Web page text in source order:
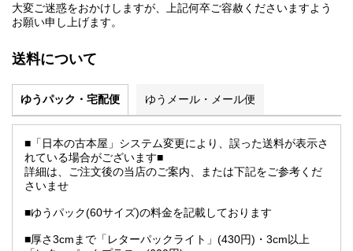
大変ご迷惑をおかけしますが、上記何卒ご容赦くださいますよう
お願い申し上げます。
送料について
ゆうパック・宅配便 ゆうメール・メール便
■「日本の古本屋」システム変更により、誤った送料が表示さ
れている場合がございます■
詳細は、ご注文後の当店のご案内、または下記をご参考くだ
さいませ
■ゆうパック(60サイズ)の料金を記載しております
■厚さ3cmまで「レターパックライト」(430円)・3cm以上